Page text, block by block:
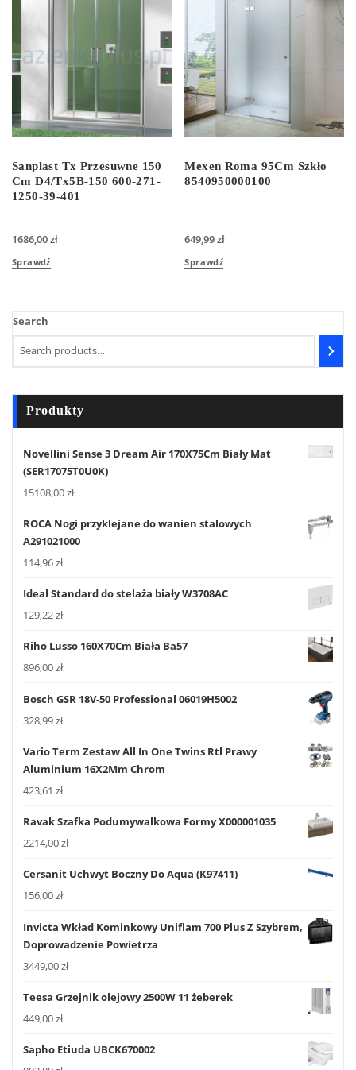
Sanplast Tx Przesuwne 150
Cm D4/Tx5B-150 600-271-
1250-39-401
1686,00zł
Sprawdź
Mexen Roma 95Cm Szkło
8540950000100
649,99zł
Sprawdź
Search
Produkty
Novellini Sense 3 Dream Air 170X75Cm Biały Mat
(SER17075T0U0K)
15108,00zł
ROCA Nogi przyklejane do wanien stalowych
A291021000
114,96zł
Ideal Standard do stelaża biały W3708AC
129,22zł
Riho Lusso 160X70Cm Biała Ba57
896,00zł
Bosch GSR 18V-50 Professional 06019H5002
328,99zł
Vario Term Zestaw All In One Twins Rtl Prawy
Aluminium 16X2Mm Chrom
423,61 zł
Ravak Szafka Podumywalkowa Formy X000001035
2214,00zł
Cersanit Uchwyt Boczny Do Aqua (K97411)
156,00zł
Invicta Wkład Kominkowy Uniflam 700 Plus Z Szybrem,
Doprowadzenie Powietrza
3449,00zł
Teesa Grzejnik olejowy 2500W 11 żeberek
449,00zł
Sapho Etiuda UBCK670002